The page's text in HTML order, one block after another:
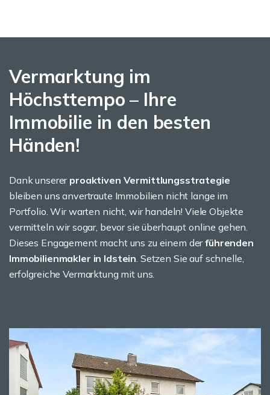
Vermarktung im
Höchsttempo – Ihre
Immobilie in den besten
Händen!
Dank unserer proaktiven Vermittlungsstrategie
bleiben uns anvertraute Immobilien nicht lange im
Portfolio. Wir warten nicht, wir handeln! Viele Objekte
vermitteln wir sogar, bevor sie überhaupt online gehen.
Dieses Engagement macht uns zu einem derführenden
Immobilienmakler in Idstein. Setzen Sie auf schnelle,
erfolgreiche Vermarktung mit uns.